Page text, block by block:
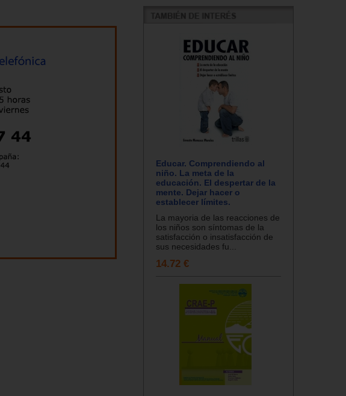
Educar. Comprendiendo al
niño. La meta de la
educación. El despertar de la
mente. Dejar hacer o
establecer límites.
La mayoria de las reacciones de
los niños son síntomas de la
satisfacción o insatisfacción de
sus necesidades fu...
14.72 €